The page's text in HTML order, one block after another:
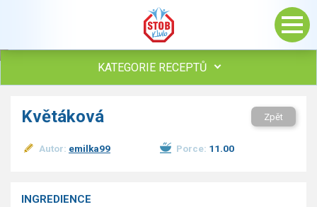
KATEGORIE RECEPTŮ
Polévky
Bezmasé a zeleninové
Květáková Zpět
Autor: emilka99 Porce: 11.00
INGREDIENCE